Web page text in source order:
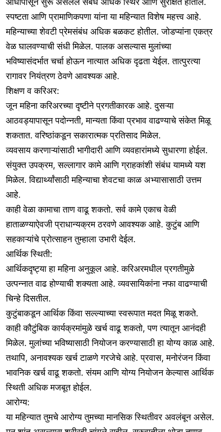
स्पष्टता आणि प्रामाणिकपणा यांना या महिन्यात विशेष महत्त्व आहे.
महिन्याच्या शेवटी प्रेमसंबंध अधिक बळकट होतील. जोडप्यांना एकत्र
वेळ घालवण्याची संधी मिळेल. पालक असल्यास मुलांच्या
भविष्यासंदर्भात चर्चा होऊन नात्यात अधिक दृढता येईल. तात्पुरत्या
रागावर नियंत्रण ठेवणे आवश्यक आहे.
शिक्षण व करिअर:
जून महिना करिअरच्या दृष्टीने प्रगतीकारक आहे. दुसऱ्या
आठवड्यापासून पदोन्नती, मान्यता किंवा प्रभाव वाढण्याचे संकेत मिळू
शकतात. वरिष्ठांकडून सकारात्मक प्रतिसाद मिळेल.
व्यवसाय करणाऱ्यांसाठी भागीदारी आणि व्यवहारांमध्ये सुधारणा होईल.
संयुक्त उपक्रम, सल्लागार कामे आणि ग्राहकांशी संबंध यामध्ये यश
मिळेल. विद्यार्थ्यांसाठी महिन्याचा शेवटचा काळ अभ्यासासाठी उत्तम
आहे.
काही वेळा कामाचा ताण वाढू शकतो. सर्व कामे एकाच वेळी
हाताळण्याऐवजी प्राधान्यक्रम ठरवणे आवश्यक आहे. कुटुंब आणि
सहकाऱ्यांचे प्रोत्साहन तुम्हाला उभारी देईल.
आर्थिक स्थिती:
आर्थिकदृष्ट्या हा महिना अनुकूल आहे. करिअरमधील प्रगतीमुळे
उत्पन्नात वाढ होण्याची शक्यता आहे. व्यवसायिकांना नफा वाढण्याची
चिन्हे दिसतील.
कुटुंबाकडून आर्थिक किंवा सल्ल्याच्या स्वरूपात मदत मिळू शकते.
काही कौटुंबिक कार्यक्रमांमुळे खर्च वाढू शकतो, पण त्यातून आनंदही
मिळेल. मुलांच्या भविष्यासाठी नियोजन करण्यासाठी हा योग्य काळ आहे.
तथापि, अनावश्यक खर्च टाळणे गरजेचे आहे. प्रवास, मनोरंजन किंवा
भावनिक खर्च वाढू शकतो. संयम आणि योग्य नियोजन केल्यास आर्थिक
स्थिती अधिक मजबूत होईल.
आरोग्य:
या महिन्यात तुमचे आरोग्य तुमच्या मानसिक स्थितीवर अवलंबून असेल.